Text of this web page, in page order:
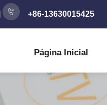
+86-13630015425
Página Inicial